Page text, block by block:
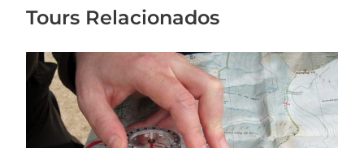
naturales y la participación son los
fundamentos de todas nuestras propuestas.
Todas nuestras actividades son dirigidas por
Técnicos Deportivos o Guías Titulados a nivel
nacional e internacional. El material técnico
que utilizamos es de primeras marcas y ha
Tours Relacionados